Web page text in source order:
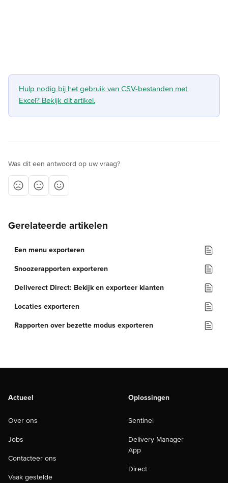
Hulp nodig bij het gebruik van CSV-bestanden met
Excel? Bekijk dit artikel.
Was dit een antwoord op uw vraag?
Gerelateerde artikelen
Een menu exporteren
Snoozerapporten exporteren
Deliverect Direct: Bekijk en exporteer klanten
Locaties exporteren
Rapporten over bezette modus exporteren
Actueel
Over ons
Jobs
Contacteer ons
Vaak gestelde
Oplossingen
Sentinel
Delivery Manager
App
Direct